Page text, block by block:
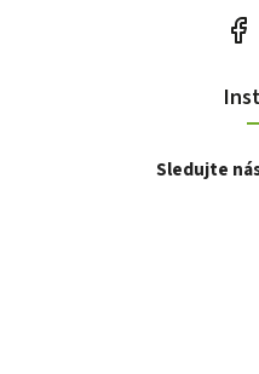
Sledujte